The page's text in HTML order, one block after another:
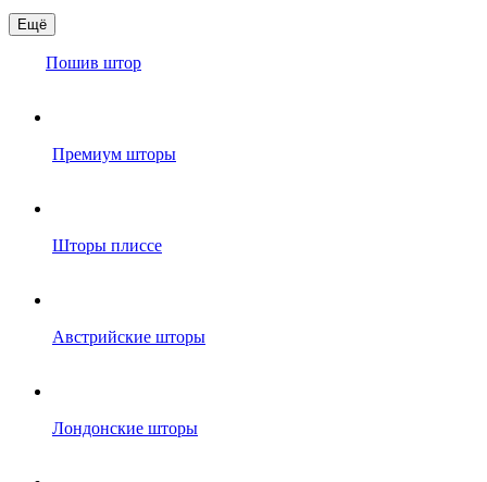
Ещё
Пошив штор
Премиум шторы
Шторы плиссе
Австрийские шторы
Лондонские шторы